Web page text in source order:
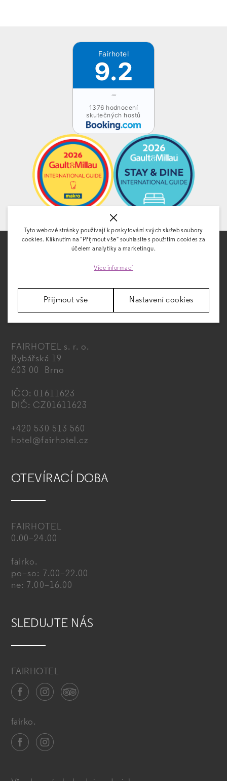
Fairhotel
9.2
""
1376 hodnocení
skutečných hostů
KONTAKT
FAIRHOTEL s. r. o.
Rybářská 19
603 00 Brno
IČO: 01611623
DIČ: CZ01611623
+420 530 513 560
hotel@fairhotel.cz
OTEVÍRACÍ DOBA
FAIRHOTEL
0.00–24.00
fairko.
po–so: 7.00–22.00
ne: 7.00–16.00
SLEDUJTE NÁS
FAIRHOTEL
fairko.
Tyto webové stránky používají k poskytování svých služeb soubory
cookies. Kliknutím na "Přijmout vše" souhlasíte s použitím cookies za
účelem analytiky a marketingu.
Více informací
Přijmout vše Nastavení cookies